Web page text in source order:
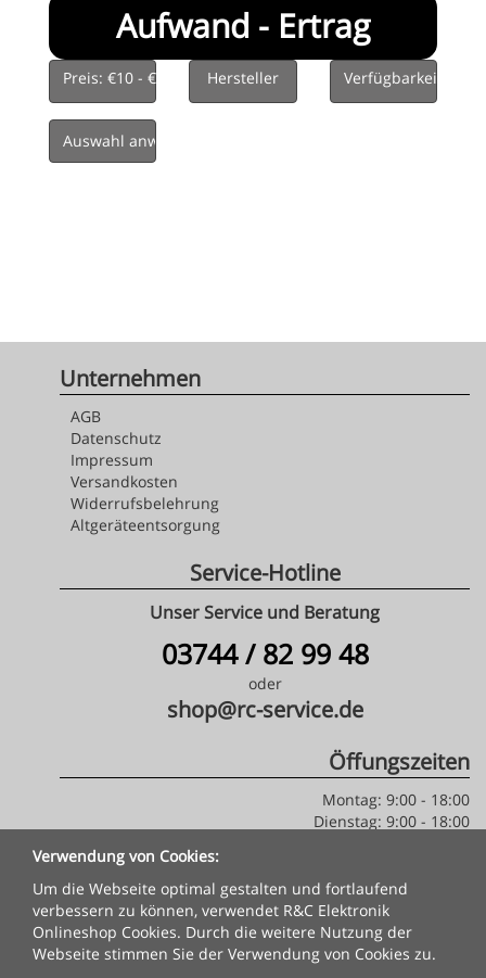
Aufwand - Ertrag
Preis: €10 - €200 Hersteller Verfügbarkeit
Verwendung von Cookies:
Um die Webseite optimal gestalten und fortlaufend
verbessern zu können, verwendet R&C Elektronik
Onlineshop Cookies. Durch die weitere Nutzung der
Webseite stimmen Sie der Verwendung von Cookies zu.
Unternehmen
AGB
Datenschutz
Impressum
Versandkosten
Widerrufsbelehrung
Altgeräteentsorgung
Service-Hotline
Unser Service und Beratung
03744 / 82 99 48
oder
shop@rc-service.de
Öffungszeiten
Montag: 9:00 - 18:00
Dienstag: 9:00 - 18:00
Freitag: 9:00 - 18:00
Batterie & Altgeräte